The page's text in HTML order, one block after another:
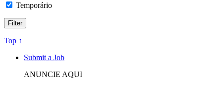
Temporário
Top ↑
Submit a Job
ANUNCIE AQUI